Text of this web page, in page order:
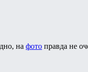
на фото правда не